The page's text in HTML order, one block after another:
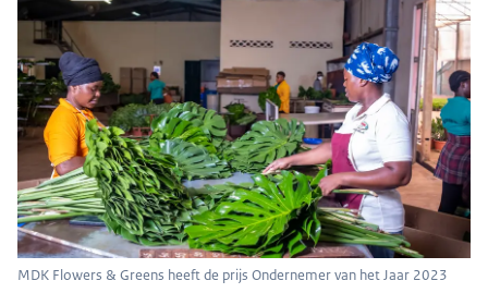
MDK Flowers & Greens heeft de prijs Ondernemer van het Jaar 2023